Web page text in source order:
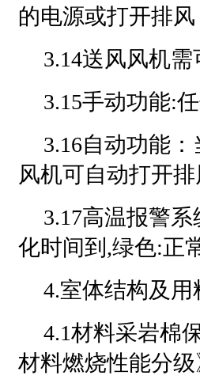
的电源或打开排风
3.14送风风机
3.15手动功能:
3.16自动功能
风机可自动打开排
3.17高温报警
化时间到,绿色:正
4.室体结构及用
4.1材料采岩棉
材料燃烧性能分级